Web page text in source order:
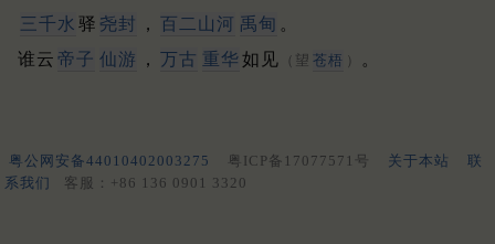
三千水 驿 尧封 ， 百二山河 禹甸 。
谁云 帝子 仙游 ， 万古 重华如见 （望 苍梧 ） 。
粤公网安备44010402003275 粤ICP备17077571号 关于本站
联
系我们
客服：+86 136 0901 3320